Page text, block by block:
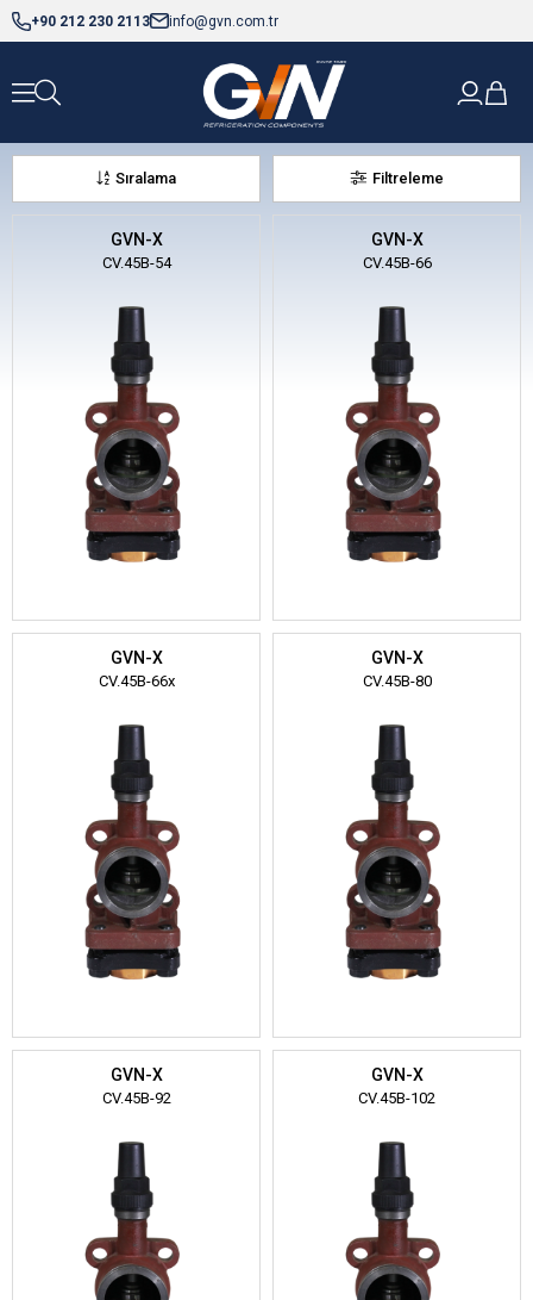
+90 212 230 2113 info@gvn.com.tr
Filtreleme
Sıralama
GVN-X
CV.45B-54
GVN-X
CV.45B-66
GVN-X
CV.45B-66x
GVN-X
CV.45B-80
GVN-X
CV.45B-92
GVN-X
CV.45B-102